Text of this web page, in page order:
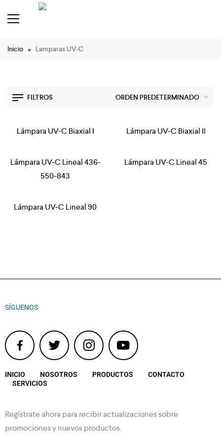
Inicio Lamparas UV-C
FILTROS
Lámpara UV-C Biaxial I Lámpara UV-C Biaxial II
Lámpara UV-C Lineal 436-
550-843
Lámpara UV-C Lineal 45
Lámpara UV-C Lineal 90
SÍGUENOS
INICIO NOSOTROS PRODUCTOS
CONTACTO
SERVICIOS
Regístrate ahora para recibir actualizaciones sobre
promociones y nuevos productos.